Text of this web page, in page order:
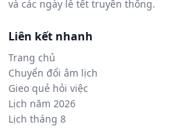
và các ngày lễ tết truyền thống.
Liên kết nhanh
Trang chủ
Chuyển đổi âm lịch
Gieo quẻ hỏi việc
Lịch năm 2026
Lịch tháng 8